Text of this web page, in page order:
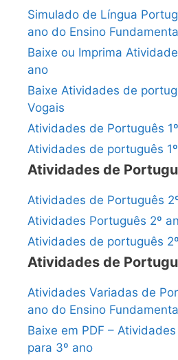
Simulado de Língua
ano do Ensino
Baixe ou Imprima
ano
Baixe Atividades de
Vogais
Atividades de Português
Atividades de português
Atividades de
Atividades de Português
Atividades Português 2º
Atividades de português
Atividades de
Atividades Variadas de
ano do Ensino
Baixe em PDF –
para 3º ano